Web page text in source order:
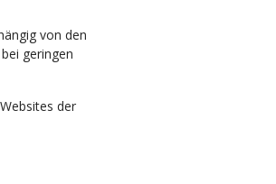
von den
geringen
der